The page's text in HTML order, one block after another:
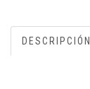
DESCRIPCIÓN